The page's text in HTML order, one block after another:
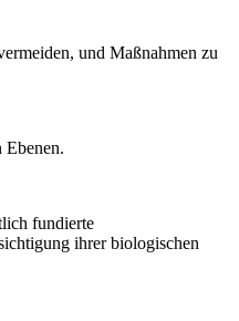
und Maßnahmen zu
Ebenen.
fundierte
ihrer biologischen